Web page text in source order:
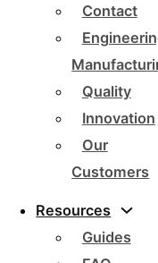
Contact
Quality
Innovation
Our
Customers
Resources
Guides